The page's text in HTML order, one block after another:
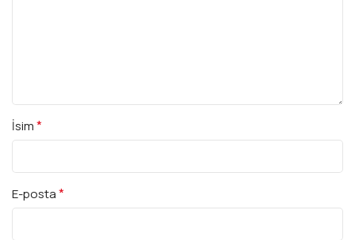
İsim*
E-posta*